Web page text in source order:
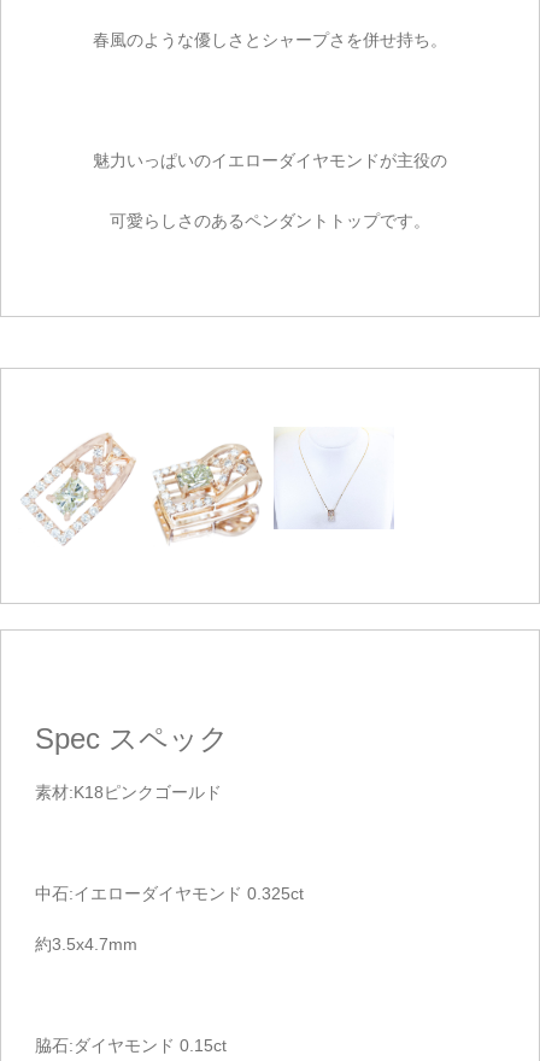
春風のような優しさとシャープさを併せ持ち。
魅力いっぱいのイエローダイヤモンドが主役の
可愛らしさのあるペンダントトップです。
Spec スペック
素材:K18ピンクゴールド
中石:イエローダイヤモンド 0.325ct
約3.5x4.7mm
脇石:ダイヤモンド 0.15ct